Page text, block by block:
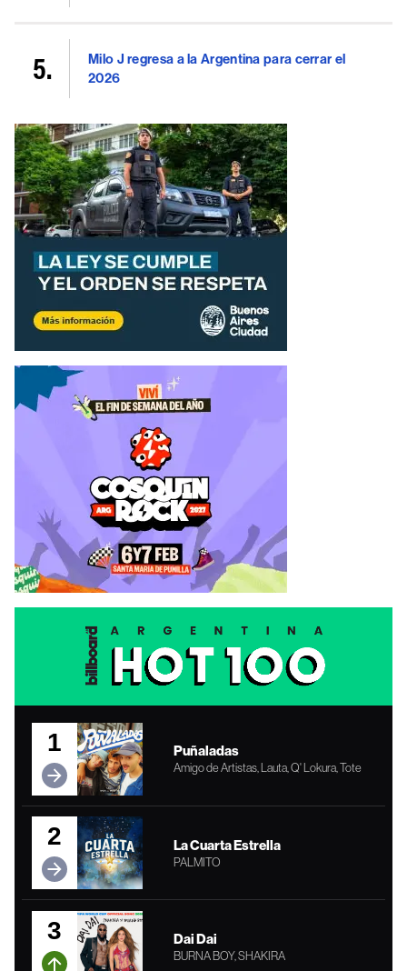
Milo J regresa a la Argentina para cerrar el
2026
1 Puñaladas
Amigo de Artistas, Lauta, Q' Lokura, Tote
2 La Cuarta Estrella
PALMITO
3 Dai Dai
BURNA BOY, SHAKIRA